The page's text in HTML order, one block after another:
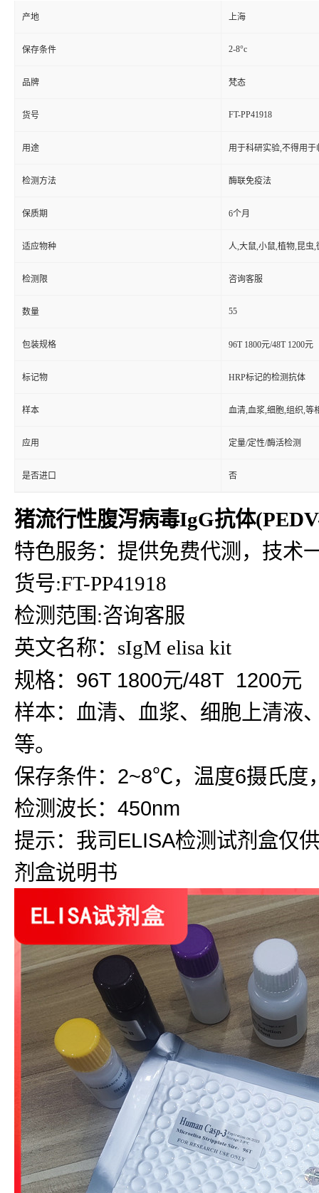
产地 上海
保存条件 2-8°c
品牌 梵态
货号 FT-PP41918
用途 用于科研实验,不得用于
检测方法 酶联免疫法
保质期 6个月
适应物种 人,大鼠,小鼠,植物,昆虫,
检测限 咨询客服
数量 55
包装规格 96T 1800元/48T 1200元
标记物 HRP标记的检测抗体
样本 血清,血浆,细胞,组织,等
应用 定量/定性/酶活检测
是否进口 否
猪流行性腹泻病毒IgG抗体
特色服务：提供免费代测，技术
货号:FT-PP41918
检测范围:咨询客服
英文名称：sIgM elisa kit
规格：96T 1800元/48T 1200元
样本：血清、血浆、细胞上清液
等。
保存条件：2~8℃，温度6摄氏度
检测波长：450nm
提示：我司ELISA检测试剂盒仅
剂盒说明书